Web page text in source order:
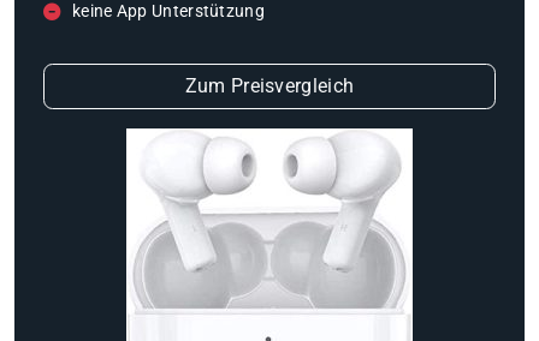
keine App Unterstützung
Zum Preisvergleich